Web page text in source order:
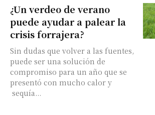
¿Un verdeo de verano
puede ayudar a palear la
crisis forrajera?
Sin dudas que volver a las fuentes,
puede ser una solución de
compromiso para un año que se
presentó con mucho calor y
sequía...